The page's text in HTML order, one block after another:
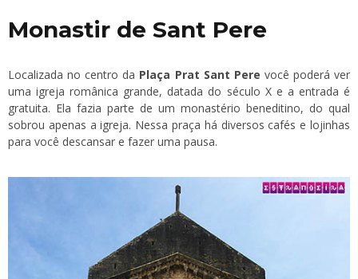
Monastir de Sant Pere
Localizada no centro da Plaça Prat Sant Pere você poderá ver
uma igreja românica grande, datada do século X e a entrada é
gratuita. Ela fazia parte de um monastério beneditino, do qual
sobrou apenas a igreja. Nessa praça há diversos cafés e lojinhas
para você descansar e fazer uma pausa.